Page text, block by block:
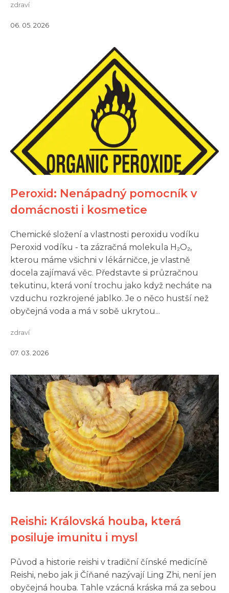
zdraví
06. 05. 2026
Peroxid: Nenápadný pomocník v
domácnosti i kosmetice
Chemické složení a vlastnosti peroxidu vodíku
Peroxid vodíku - ta zázračná molekula H₂O₂,
kterou máme všichni v lékárničce, je vlastně
docela zajímavá věc. Představte si průzračnou
tekutinu, která voní trochu jako když necháte na
vzduchu rozkrojené jablko. Je o něco hustší než
obyčejná voda a má v sobě ukrytou...
zdraví
07. 03. 2026
Reishi: Královská houba, která
posiluje imunitu i mysl
Původ a historie reishi v tradiční čínské medicíně
Reishi, nebo jak ji Číňané nazývají Ling Zhi, není jen
obyčejná houba. Tahle vzácná kráska má za sebou